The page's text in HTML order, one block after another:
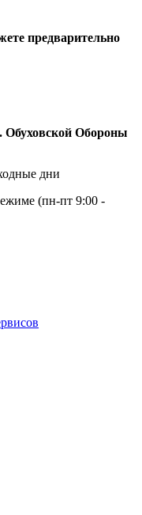
предварительно
Обуховской Обороны
дни
(пн-пт 9:00 -